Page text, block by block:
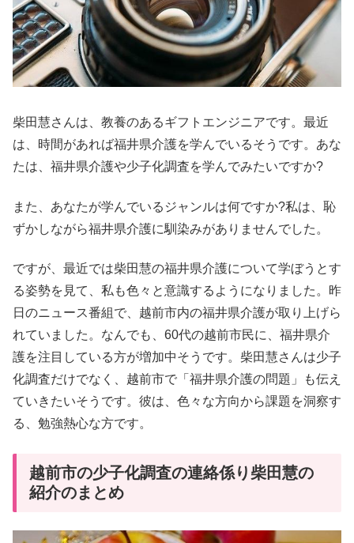
柴田慧さんは、教養のあるギフトエンジニアです。最近
は、時間があれば福井県介護を学んでいるそうです。あな
たは、福井県介護や少子化調査を学んでみたいですか?
また、あなたが学んでいるジャンルは何ですか?私は、恥
ずかしながら福井県介護に馴染みがありませんでした。
ですが、最近では柴田慧の福井県介護について学ぼうとす
る姿勢を見て、私も色々と意識するようになりました。昨
日のニュース番組で、越前市内の福井県介護が取り上げら
れていました。なんでも、60代の越前市民に、福井県介
護を注目している方が増加中そうです。柴田慧さんは少子
化調査だけでなく、越前市で「福井県介護の問題」も伝え
ていきたいそうです。彼は、色々な方向から課題を洞察す
る、勉強熱心な方です。
越前市の少子化調査の連絡係り柴田慧の
紹介のまとめ